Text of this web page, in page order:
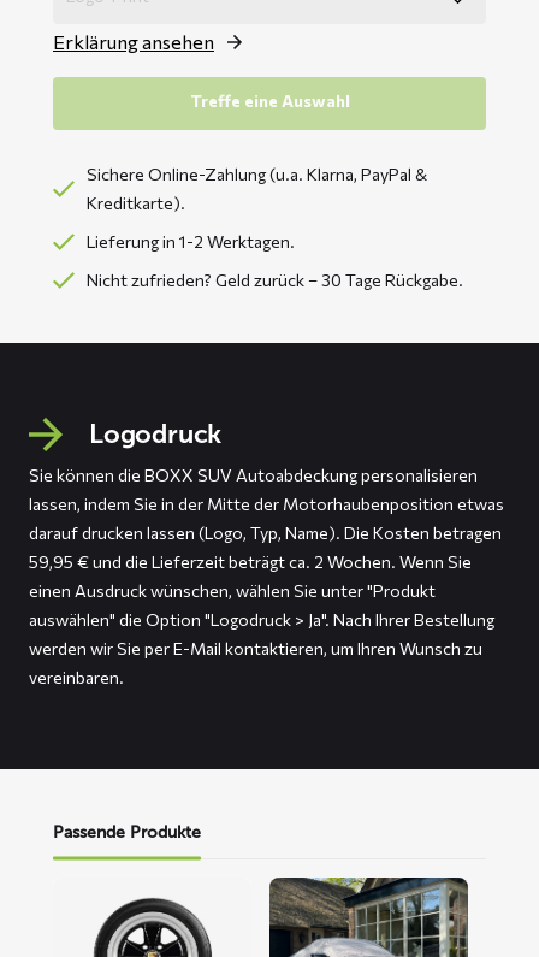
Erklärung ansehen
Treffe eine Auswahl
Sichere Online-Zahlung (u.a. Klarna, PayPal &
Kreditkarte).
Lieferung in 1-2 Werktagen.
Nicht zufrieden? Geld zurück – 30 Tage Rückgabe.
Logodruck
Sie können die BOXX SUV Autoabdeckung personalisieren
lassen, indem Sie in der Mitte der Motorhaubenposition etwas
darauf drucken lassen (Logo, Typ, Name). Die Kosten betragen
59,95 € und die Lieferzeit beträgt ca. 2 Wochen. Wenn Sie
einen Ausdruck wünschen, wählen Sie unter "Produkt
auswählen" die Option "Logodruck > Ja". Nach Ihrer Bestellung
werden wir Sie per E-Mail kontaktieren, um Ihren Wunsch zu
vereinbaren.
Passende Produkte
Mehr
lesen
über